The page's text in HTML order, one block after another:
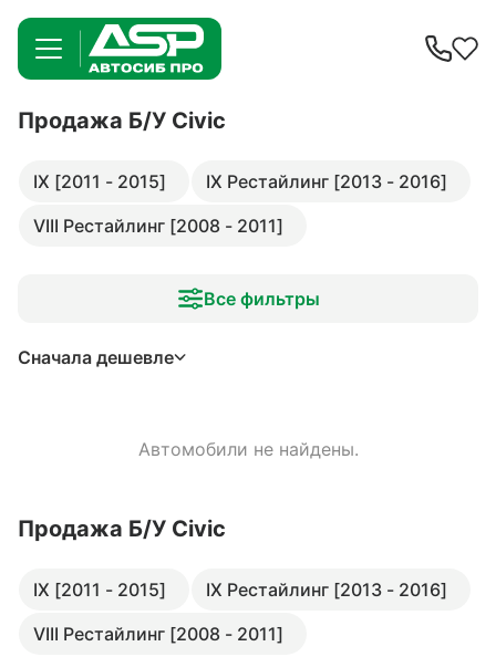
Продажа Б/У Civic
IX [2011 - 2015]
IX Рестайлинг [2013 - 2016]
VIII Рестайлинг [2008 - 2011]
Все фильтры
Сначала дешевле
Автомобили не найдены.
Продажа Б/У Civic
IX [2011 - 2015]
IX Рестайлинг [2013 - 2016]
VIII Рестайлинг [2008 - 2011]